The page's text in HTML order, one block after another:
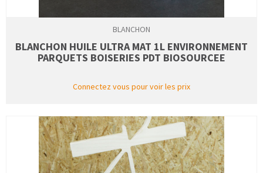
BLANCHON
BLANCHON HUILE ULTRA MAT 1L ENVIRONNEMENT
PARQUETS BOISERIES PDT BIOSOURCEE
Connectez vous pour voir les prix